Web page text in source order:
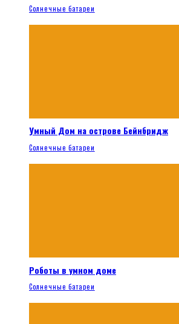
Солнечные батареи
Умный Дом на острове Бейнбридж
Солнечные батареи
Роботы в умном доме
Солнечные батареи